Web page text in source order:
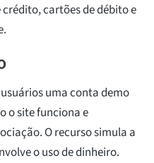
cartões de débito e
uma conta demo
o site funciona e
O recurso simula a
o uso de dinheiro.